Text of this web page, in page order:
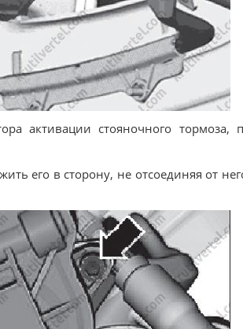
активации стояночного тормоза,
его в сторону, не отсоединяя от